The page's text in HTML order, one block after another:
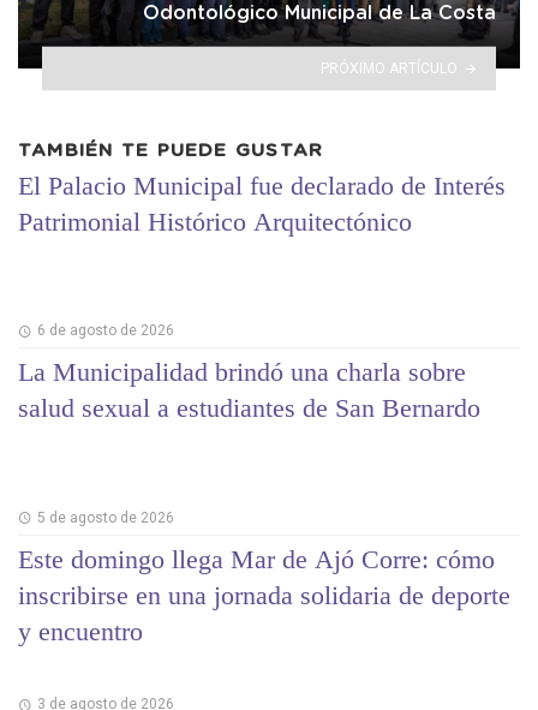
Odontológico Municipal de La Costa
PRÓXIMO ARTÍCULO
TAMBIÉN TE PUEDE GUSTAR
El Palacio Municipal fue declarado de Interés
Patrimonial Histórico Arquitectónico
6 de agosto de 2026
La Municipalidad brindó una charla sobre
salud sexual a estudiantes de San Bernardo
5 de agosto de 2026
Este domingo llega Mar de Ajó Corre: cómo
inscribirse en una jornada solidaria de deporte
y encuentro
3 de agosto de 2026